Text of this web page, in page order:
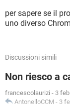
per sapere se il
uno diverso
Discussioni simili
Non riesco a
francescolaurizi - 3
AntonelloCCM - 3